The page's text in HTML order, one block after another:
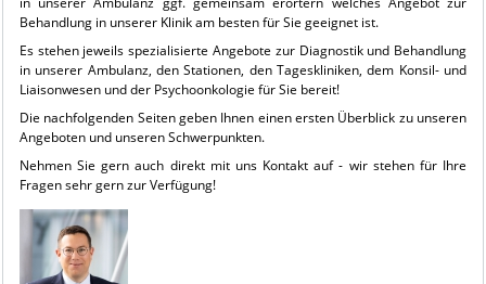
Behandlung in unserer Klinik am besten für Sie geeignet ist.
Es stehen jeweils spezialisierte Angebote zur Diagnostik und Behandlung
in unserer Ambulanz, den Stationen, den Tageskliniken, dem Konsil- und
Liaisonwesen und der Psychoonkologie für Sie bereit!
Die nachfolgenden Seiten geben Ihnen einen ersten Überblick zu unseren
Angeboten und unseren Schwerpunkten.
Nehmen Sie gern auch direkt mit uns Kontakt auf - wir stehen für Ihre
Fragen sehr gern zur Verfügung!